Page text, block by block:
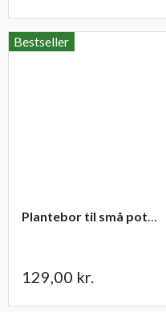
Bestseller
Plantebor til små potter
129,00 kr.